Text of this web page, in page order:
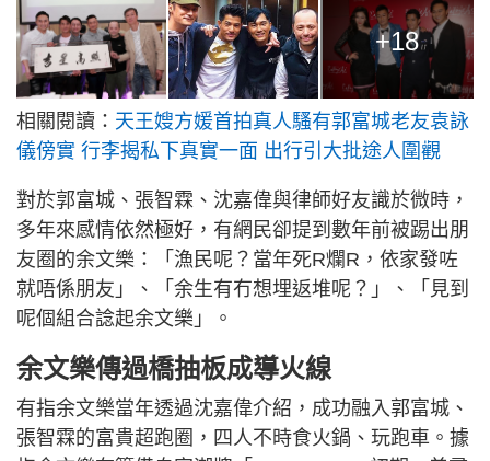
+18
相關閱讀： 天王嫂方媛首拍真人騷有郭富城老友袁詠
儀傍實 行李揭私下真實一面 出行引大批途人圍觀
對於郭富城、張智霖、沈嘉偉與律師好友識於微時，
多年來感情依然極好，有網民卻提到數年前被踢出朋
友圈的余文樂：「漁民呢？當年死R爛R，依家發咗
就唔係朋友」、「余生有冇想埋返堆呢？」、「見到
呢個組合諗起余文樂」。
余文樂傳過橋抽板成導火線
有指余文樂當年透過沈嘉偉介紹，成功融入郭富城、
張智霖的富貴超跑圈，四人不時食火鍋、玩跑車。據